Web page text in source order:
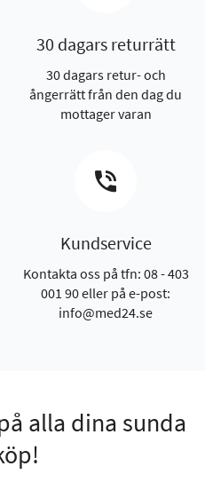
30 dagars returrätt
30 dagars retur- och
ångerrätt från den dag du
mottager varan
Kundservice
Kontakta oss på tfn: 08 - 403
001 90 eller på e-post:
info@med24.se
alla dina sunda